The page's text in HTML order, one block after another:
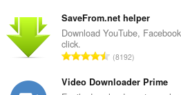
ν
ο
ο
α
SaveFrom.net helper
Download YouTube,
click.
Σ
ν
8192
Video Downloader Prime